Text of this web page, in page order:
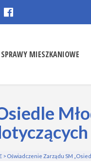
SPRAWY MIESZKANIOWE
> Oświadczenie Zarządu SM